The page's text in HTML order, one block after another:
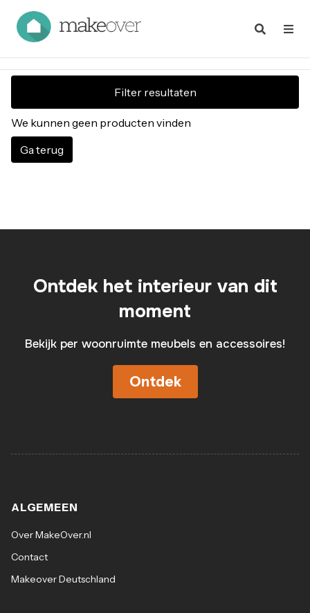
Filter resultaten
We kunnen geen producten vinden
Ga terug
Ontdek het interieur van dit
moment
Bekijk per woonruimte meubels en accessoires!
Ontdek
ALGEMEEN
Over MakeOver.nl
Contact
Makeover Deutschland